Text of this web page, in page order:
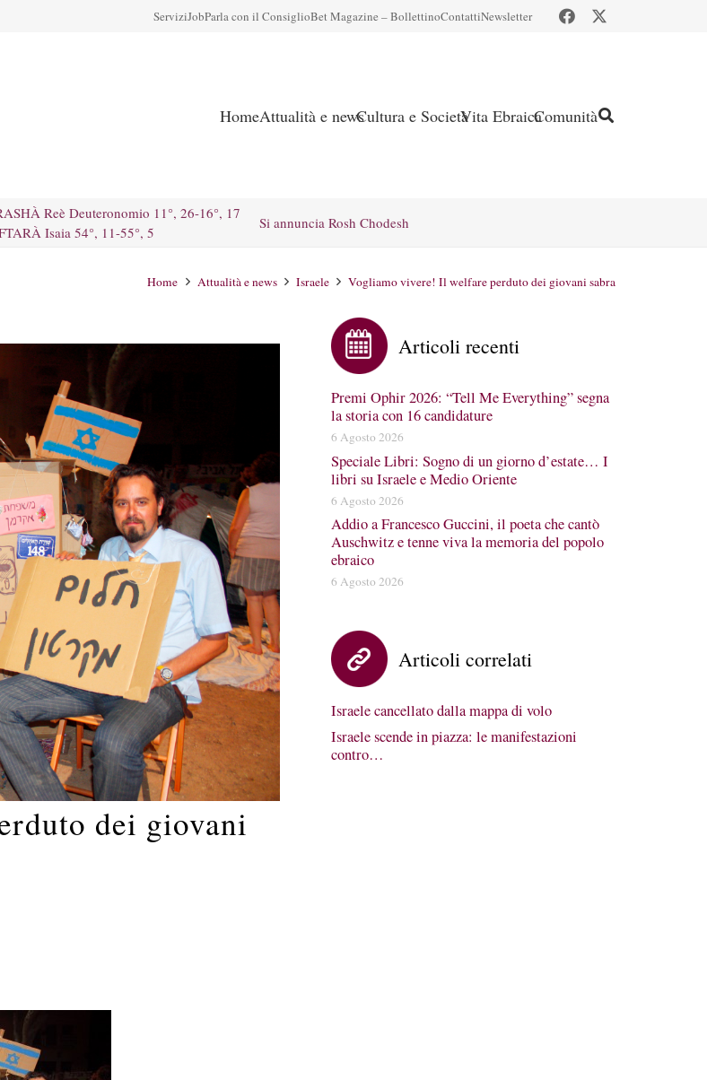
ServiziJobParla con il ConsiglioBet Magazine – BollettinoContattiNewsletter
HomeAttualità e newsCultura e SocietàVita EbraicaComunità
Reè Deuteronomio 11°, 26-16°, 17
Isaia 54°, 11-55°, 5
Si annuncia Rosh Chodesh
Home Attualità e news Israele Vogliamo vivere! Il welfare perduto dei giovani sabra
dei giovani
Articoli recenti
Premi Ophir 2026: “Tell Me Everything” segna
la storia con 16 candidature
6 Agosto 2026
Speciale Libri: Sogno di un giorno d’estate… I
libri su Israele e Medio Oriente
6 Agosto 2026
Addio a Francesco Guccini, il poeta che cantò
Auschwitz e tenne viva la memoria del popolo
ebraico
6 Agosto 2026
Articoli correlati
Israele cancellato dalla mappa di volo
Israele scende in piazza: le manifestazioni
contro…